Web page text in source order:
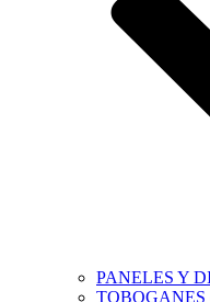
PANELES Y
TOBOGANES